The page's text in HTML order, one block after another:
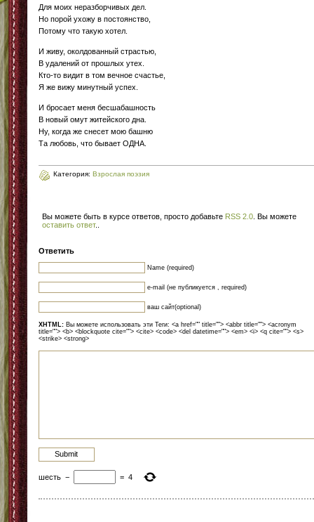
Для моих неразборчивых дел.
Но порой ухожу в постоянство,
Потому что такую хотел.
И живу, околдованный страстью,
В удалений от прошлых утех.
Кто-то видит в том вечное счастье,
Я же вижу минутный успех.
И бросает меня бесшабашность
В новый омут житейского дна.
Ну, когда же снесет мою башню
Та любовь, что бывает ОДНА.
Категория: Взрослая поэзия
Вы можете быть в курсе ответов, просто добавьте RSS 2.0 . Вы можете
оставить ответ.
Ответить
Name (required)
e-mail (не публикуется , required)
ваш сайт(optional)
XHTML: Вы можете использовать эти Теги: <a href="" title=""> <abbr title=""> <acronym
title=""> <b> <blockquote cite=""> <cite> <code> <del datetime=""> <em> <i> <q cite=""> <s>
<strike> <strong>
шесть − = 4